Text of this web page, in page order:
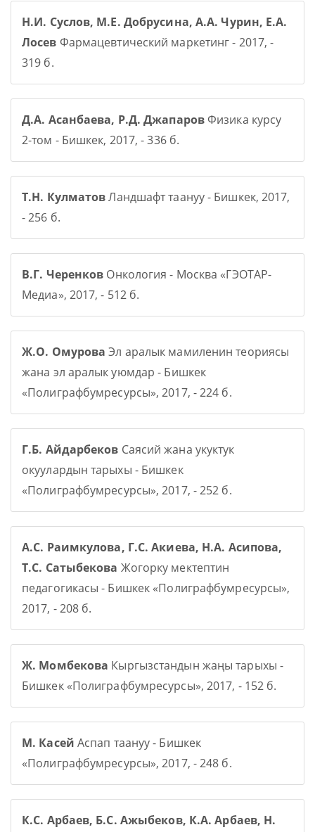
Н.И. Суслов, М.Е. Добрусина, А.А. Чурин, Е.А.
Лосев Фармацевтический маркетинг - 2017, -
319 б.
Д.А. Асанбаева, Р.Д. ДжапаровФизика курсу
2-том - Бишкек, 2017, - 336 б.
Т.Н. КулматовЛандшафт таануу - Бишкек, 2017,
- 256 б.
В.Г. Черенков Онкология - Москва «ГЭОТАР-
Медиа», 2017, - 512 б.
Ж.О. Омурова Эл аралык мамиленин теориясы
жана эл аралык уюмдар - Бишкек
«Полиграфбумресурсы», 2017, - 224 б.
Г.Б. Айдарбеков Саясий жана укуктук
окуулардын тарыхы - Бишкек
«Полиграфбумресурсы», 2017, - 252 б.
А.С. Раимкулова, Г.С. Акиева, Н.А. Асипова,
Т.С. Сатыбекова Жогорку мектептин
педагогикасы - Бишкек «Полиграфбумресурсы»,
2017, - 208 б.
Ж. Момбекова Кыргызстандын жаңы тарыхы -
Бишкек «Полиграфбумресурсы», 2017, - 152 б.
М. Касей Аспап таануу - Бишкек
«Полиграфбумресурсы», 2017, - 248 б.
К.С. Арбаев, Б.С. Ажыбеков, К.А. Арбаев, Н.